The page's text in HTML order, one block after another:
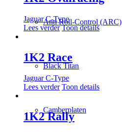
Anti Roll-Control (ARC)
Black Titan
Camberplaten
Jaguar C-Type
Lees verder Toon details
1K2 Race
Jaguar C-Type
Lees verder Toon details
1K2 Rally